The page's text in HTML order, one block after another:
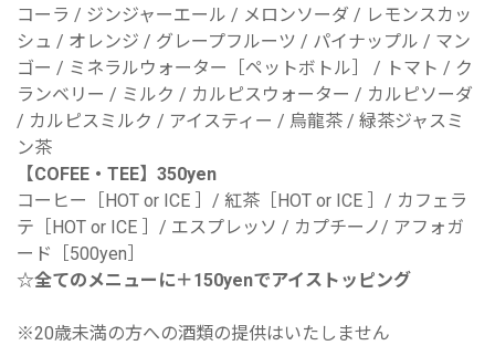
コーラ / ジンジャーエール / メロンソーダ / レモンスカッ
シュ / オレンジ / グレープフルーツ / パイナップル / マン
ゴー / ミネラルウォーター［ペットボトル］ / トマト / ク
ランベリー / ミルク / カルピスウォーター / カルピソーダ
/ カルピスミルク / アイスティー / 烏龍茶 / 緑茶ジャスミ
ン茶
【COFEE・TEE】350yen
コーヒー［HOT or ICE ］/ 紅茶［HOT or ICE ］/ カフェラ
テ［HOT or ICE ］/ エスプレッソ / カプチーノ/ アフォガ
ード［500yen］
☆全てのメニューに＋150yenでアイストッピング
※20歳未満の方への酒類の提供はいたしません